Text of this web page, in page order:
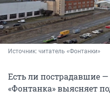
Источник: читатель «Фонтанки»
Есть ли пострадавшие —
«Фонтанка» выясняет